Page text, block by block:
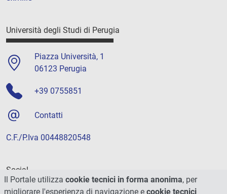
Università degli Studi di Perugia
Piazza Università, 1
06123 Perugia
+39 0755851
Contatti
C.F./P.Iva 00448820548
Social
Il Portale utilizza cookie tecnici in forma anonima, per
migliorare l'esperienza di navigazione e cookie tecnici